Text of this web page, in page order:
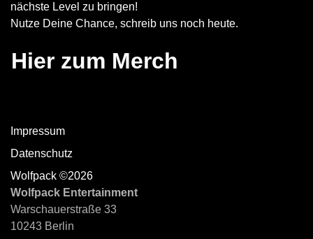
nächste Level zu bringen!
Nutze Deine Chance, schreib uns noch heute.
Hier zum Merch
Impressum
Datenschutz
Wolfpack ©2026
Wolfpack Entertainment
Warschauerstraße 33
10243 Berlin